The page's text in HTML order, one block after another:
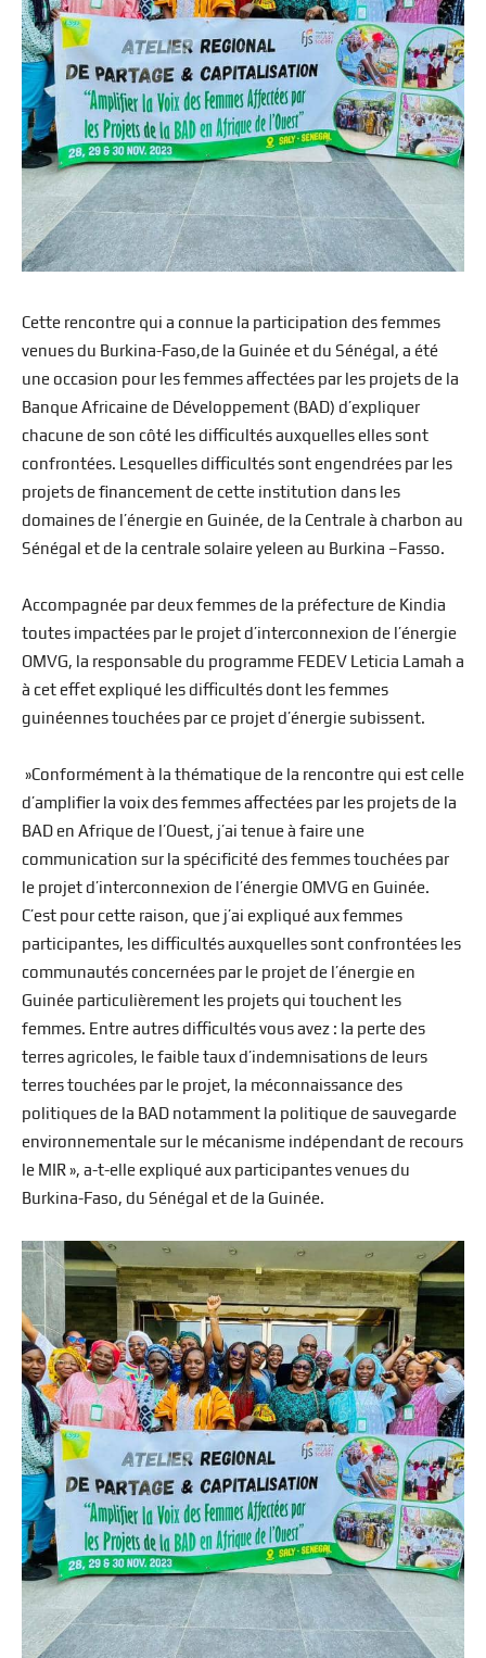
Cette rencontre qui a connue la participation des femmes
venues du Burkina-Faso,de la Guinée et du Sénégal, a été
une occasion pour les femmes affectées par les projets de la
Banque Africaine de Développement (BAD) d’expliquer
chacune de son côté les difficultés auxquelles elles sont
confrontées. Lesquelles difficultés sont engendrées par les
projets de financement de cette institution dans les
domaines de l’énergie en Guinée, de la Centrale à charbon au
Sénégal et de la centrale solaire yeleen au Burkina –Fasso.
Accompagnée par deux femmes de la préfecture de Kindia
toutes impactées par le projet d’interconnexion de l’énergie
OMVG, la responsable du programme FEDEV Leticia Lamah a
à cet effet expliqué les difficultés dont les femmes
guinéennes touchées par ce projet d’énergie subissent.
»Conformément à la thématique de la rencontre qui est celle
d’amplifier la voix des femmes affectées par les projets de la
BAD en Afrique de l’Ouest, j’ai tenue à faire une
communication sur la spécificité des femmes touchées par
le projet d’interconnexion de l’énergie OMVG en Guinée.
C’est pour cette raison, que j’ai expliqué aux femmes
participantes, les difficultés auxquelles sont confrontées les
communautés concernées par le projet de l’énergie en
Guinée particulièrement les projets qui touchent les
femmes. Entre autres difficultés vous avez : la perte des
terres agricoles, le faible taux d’indemnisations de leurs
terres touchées par le projet, la méconnaissance des
politiques de la BAD notamment la politique de sauvegarde
environnementale sur le mécanisme indépendant de recours
le MIR », a-t-elle expliqué aux participantes venues du
Burkina-Faso, du Sénégal et de la Guinée.